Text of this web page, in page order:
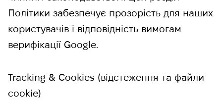
Політики забезпечує прозорість для наших
користувачів і відповідність вимогам
верифікації Google.
Tracking & Cookies (відстеження та файли
cookie)